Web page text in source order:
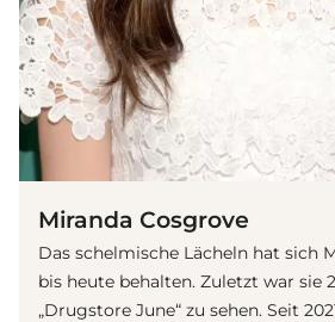
Miranda Cosgrove
Das schelmische Lächeln hat sich
bis heute behalten. Zuletzt war sie
„Drugstore June“ zu sehen. Seit